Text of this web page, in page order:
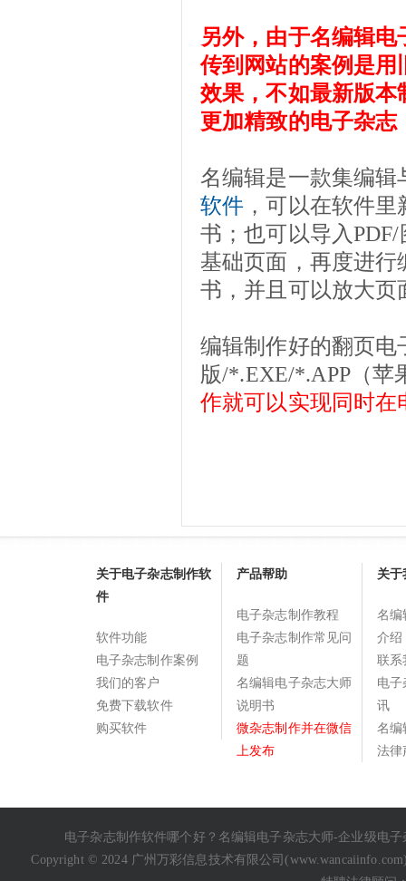
另外，由于名编辑
传到网站的案例是用
效果，不如最新版本
更加精致的电子杂
名编辑是一款集编
软件 ，可以在软件
书；也可以导入
基础页面，再度进
书，并且可以放大页
编辑制作好的翻页
版/*.EXE/*.APP（苹
作就可以实现同时在
关于电子杂志制作软
件
软件功能
电子杂志制作案例
我们的客户
免费下载软件
购买软件
产品帮助
电子杂志制作教程
电子杂志制作常见问
题
名编辑电子杂志大师
说明书
微杂志制作并在微信
上发布
关于
名编
介绍
联系
电子
讯
名编
法律
电子杂志制作软件哪个好？名编辑电子杂志大师-企业级电子
Copyright © 2024 广州万彩信息技术有限公司(www.wancaiinfo.com